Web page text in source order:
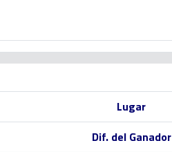
Lugar
Dif. del Ganador